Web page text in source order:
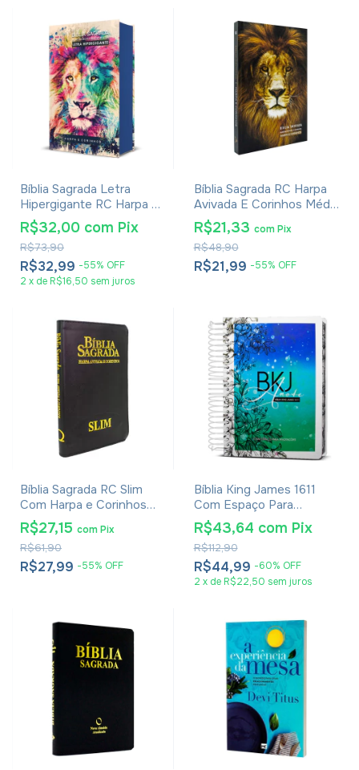
Bíblia Sagrada Letra
Hipergigante RC Harpa E
Corinhos Média Capa
Dura Lion Colors
R$32,99 -55% OFF
R$73,90
R$32,00 com Pix
2 x de R$16,50 sem juros
Bíblia Sagrada RC Harpa
Avivada E Corinhos Média
Capa Dura Leão Glória
R$21,99 -55% OFF
R$48,90
R$21,33 com Pix
Bíblia Sagrada RC Slim
Com Harpa e Corinhos
Média Luxo Preta
R$27,99 -55% OFF
R$61,90
R$27,15 comPix
Bíblia King James 1611
Com Espaço Para
Anotações Flores
Aquarela
R$44,99 -60% OFF
R$112,90
R$43,64 com Pix
2 x de R$22,50 sem juros